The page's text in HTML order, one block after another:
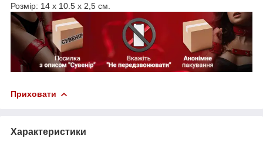
Розмір: 14 x 10.5 x 2,5 см.
Приховати
Характеристики